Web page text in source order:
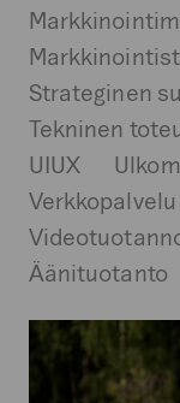
Strateginen
Tekninen
UIUX
Verkkopalvelu
Äänituotanto
goSaimaa
Ukonrauha